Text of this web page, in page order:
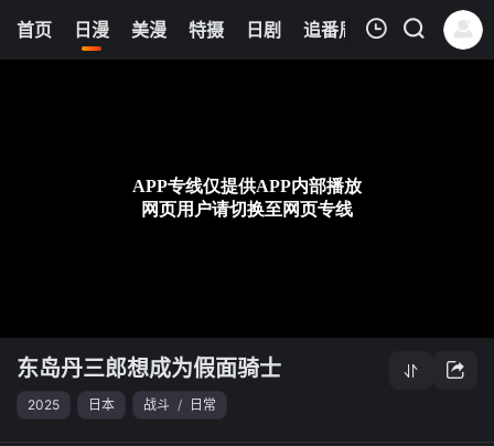
首页 日漫 美漫 特摄 日剧 追番周表 今日更新
0
清空
东岛丹三郎想成为假面骑士
2025 日本 战斗 / 日常